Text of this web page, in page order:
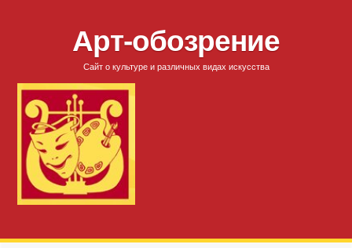
Арт-обозрение
Сайт о культуре и различных видах искусства